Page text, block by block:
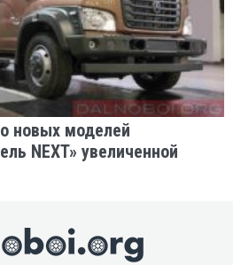
новых моделей
NEXT» увеличенной